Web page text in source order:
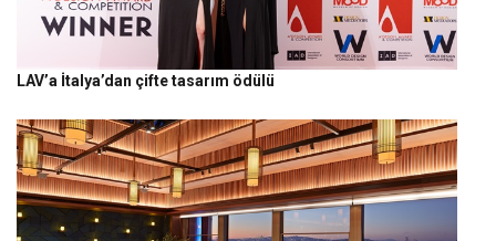
LAV’a İtalya’dan çifte tasarım ödülü